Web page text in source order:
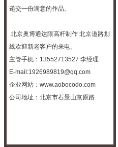
递交一份满意的作品。
北京奥博通达限高杆制作 北京道路划
线欢迎新老客户的来电。
主管手机：13552713527 李经理
E-mail:1926989819@qq.com
企业网站： www.aobocodo.com
公司地址：北京市石景山京原路